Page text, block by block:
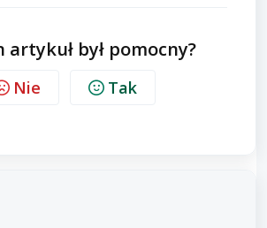
artykuł był pomocny?
Nie Tak